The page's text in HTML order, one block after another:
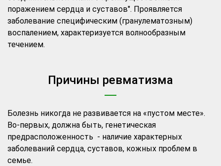
поражением сердца и суставов". Проявляется
заболевание специфическим (гранулематозным)
воспалением, характеризуется волнообразным
течением.
Причины ревматизма
Болезнь никогда не развивается на «пустом месте».
Во-первых, должна быть, генетическая
предрасположенность - наличие характерных
заболеваний сердца, суставов, кожных проблем в
семье.